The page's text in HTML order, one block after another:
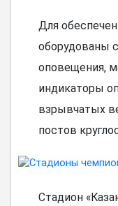
Для
оборудованы
оповещения,
индикаторы
взрывчатых
постов
Стадион